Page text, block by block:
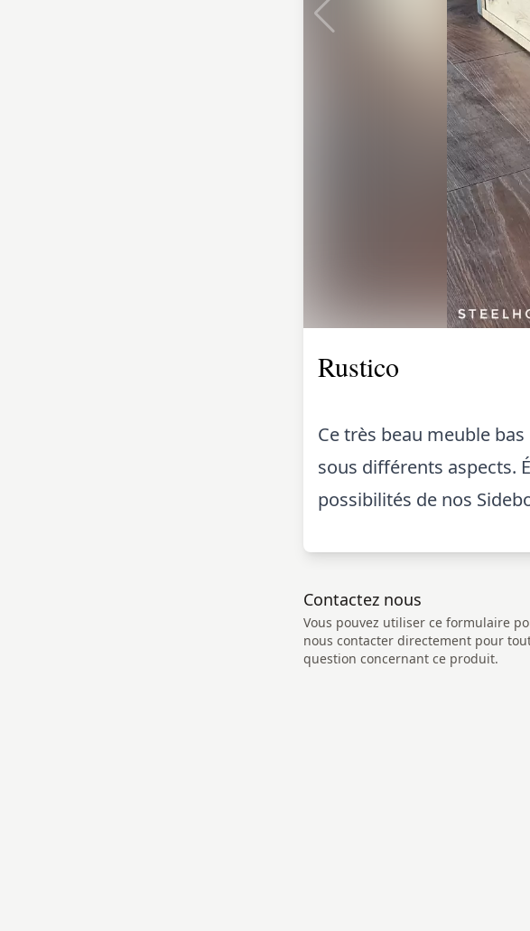
Rustico
Ce très beau meuble
sous différents aspects.
possibilités de nos
Contactez nous
Vous pouvez utiliser ce formulaire
nous contacter directement pour
question concernant ce produit.